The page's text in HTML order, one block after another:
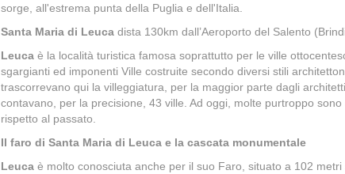
sorge, all'estrema punta della Puglia e dell'Italia.
Santa Maria di Leuca dista 130km dall’Aeroporto del Salento
Leuca è la località turistica famosa soprattutto per le ville
sgargianti ed imponenti Ville costruite secondo diversi stili
trascorrevano qui la villeggiatura, per la maggior parte dagli
contavano, per la precisione, 43 ville. Ad oggi, molte purtroppo
rispetto al passato.
Il faro di Santa Maria di Leuca e la cascata monumentale
Leuca è molto conosciuta anche per il suo Faro, situato a 102